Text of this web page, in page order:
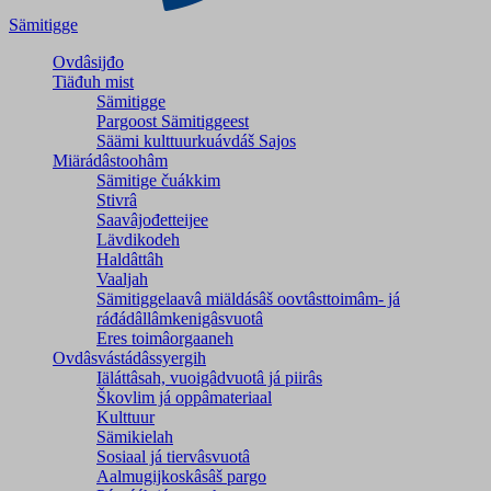
Sämitigge
Ovdâsijđo
Tiäđuh mist
Sämitigge
Pargoost Sämitiggeest
Säämi kulttuurkuávdáš Sajos
Miärádâstoohâm
Sämitige čuákkim
Stivrâ
Saavâjođetteijee
Lävdikodeh
Haldâttâh
Vaaljah
Sämitiggelaavâ miäldásâš oovtâsttoimâm- já
ráđádâllâmkenigâsvuotâ
Eres toimâorgaaneh
Ovdâsvástádâssyergih
Iäláttâsah, vuoigâdvuotâ já piirâs
Škovlim já oppâmateriaal
Kulttuur
Sämikielah
Sosiaal já tiervâsvuotâ
Aalmugijkoskâsâš pargo